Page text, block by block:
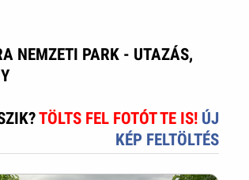
NEMZETI PARK - UTAZÁS,
TÖLTS FEL FOTÓT TE IS! ÚJ
KÉP FELTÖLTÉS